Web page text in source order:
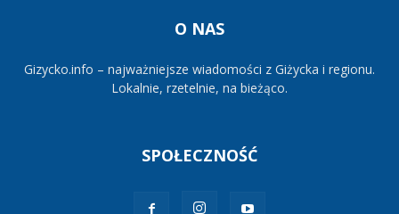
O NAS
Gizycko.info – najważniejsze wiadomości z Giżycka i regionu.
Lokalnie, rzetelnie, na bieżąco.
SPOŁECZNOŚĆ